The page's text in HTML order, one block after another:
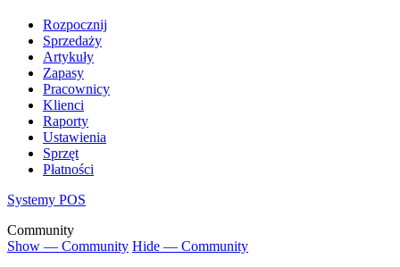
Rozpocznij
Sprzedaży
Artykuły
Zapasy
Pracownicy
Klienci
Raporty
Ustawienia
Sprzęt
Płatności
Systemy POS
Community
Show — Community Hide — Community